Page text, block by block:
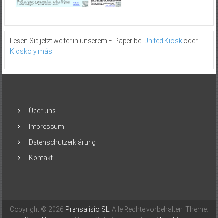
Lesen Sie jetzt weiter in unserem E-Paper bei United Kioskoder
Kiosko y más
Über uns
Impressum
Datenschutzerklärung
Kontakt
Copyright © 2026 Prensalisio SL
. Alle Rechte vorbehalten. Theme: